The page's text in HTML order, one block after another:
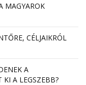
MAGYAROK
CÉLJAIKRÓL
A
KI A LEGSZEBB?